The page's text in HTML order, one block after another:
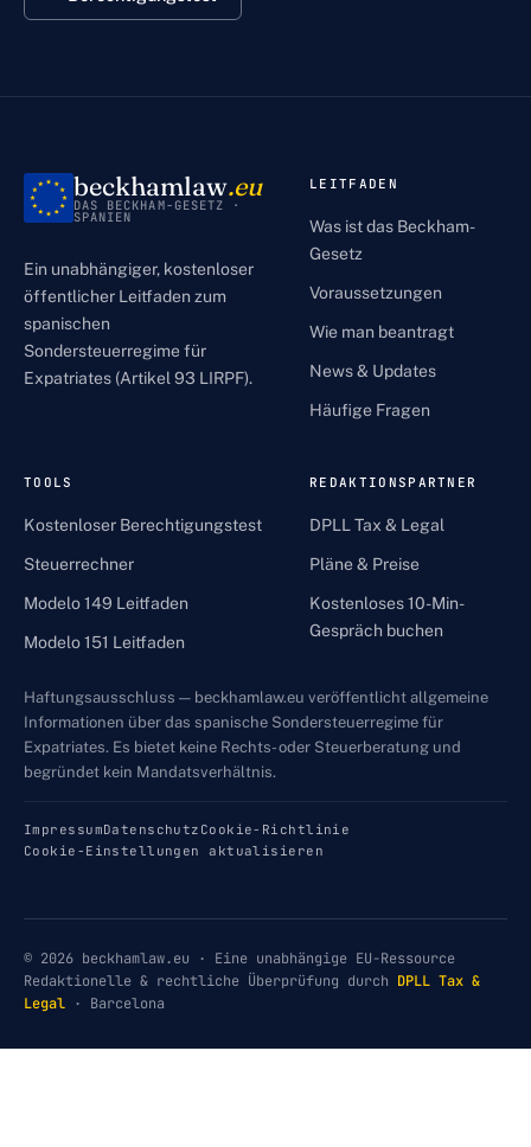
beckhamlaw.eu
DAS BECKHAM-GESETZ ·
SPANIEN
Ein unabhängiger, kostenloser
öffentlicher Leitfaden zum
spanischen
Sondersteuerregime für
Expatriates (Artikel 93 LIRPF).
LEITFADEN
Was ist das Beckham-
Gesetz
Voraussetzungen
Wie man beantragt
News & Updates
Häufige Fragen
TOOLS
Kostenloser Berechtigungstest
Steuerrechner
Modelo 149 Leitfaden
Modelo 151 Leitfaden
REDAKTIONSPARTNER
DPLL Tax & Legal
Pläne & Preise
Kostenloses 10-Min-
Gespräch buchen
Haftungsausschluss — beckhamlaw.eu veröffentlicht allgemeine
Informationen über das spanische Sondersteuerregime für
Expatriates. Es bietet keine Rechts- oder Steuerberatung und
begründet kein Mandatsverhältnis.
ImpressumDatenschutz Cookie-Richtlinie
Cookie-Einstellungen aktualisieren
© 2026 beckhamlaw.eu · Eine unabhängige EU-Ressource
Redaktionelle & rechtliche Überprüfung durch DPLL Tax &
Legal · Barcelona